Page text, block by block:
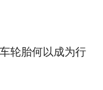
轮胎何以成为行